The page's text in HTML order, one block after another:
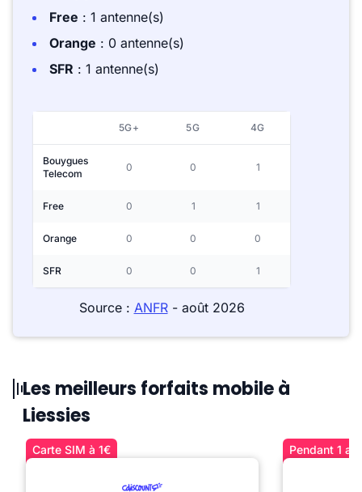
Free : 1 antenne(s)
Orange : 0 antenne(s)
SFR : 1 antenne(s)
5G+ 5G 4G
Bouygues
Telecom
0 0 1
Free 0 1 1
Orange 0 0 0
SFR 0 0 1
Source : ANFR- août 2026
Les meilleurs forfaits mobile à
Liessies
Carte SIM à 1€ Pendant 1